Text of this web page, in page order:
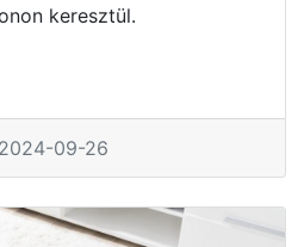
keresztül.
09-26